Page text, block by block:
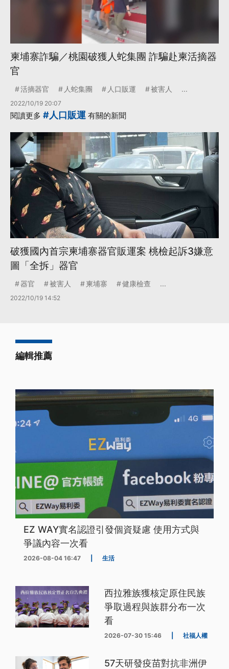
柬埔寨詐騙／桃園破獲人蛇集團 詐騙赴柬活摘器
官
活摘器官 人蛇集團 人口販運 被害人 ...
2022/10/19 20:07
閱讀更多 #人口販運 有關的新聞
破獲國內首宗柬埔寨器官販運案 桃檢起訴3嫌意
圖「全拆」器官
器官 被害人 柬埔寨 健康檢查 ...
2022/10/19 14:52
編輯推薦
EZ WAY實名認證引發個資疑慮 使用方式與
爭議內容一次看
2026-08-04 16:47 生活
西拉雅族獲核定原住民族
爭取過程與族群分布一次
看
2026-07-30 15:46 社福人權
57天研發疫苗對抗非洲伊